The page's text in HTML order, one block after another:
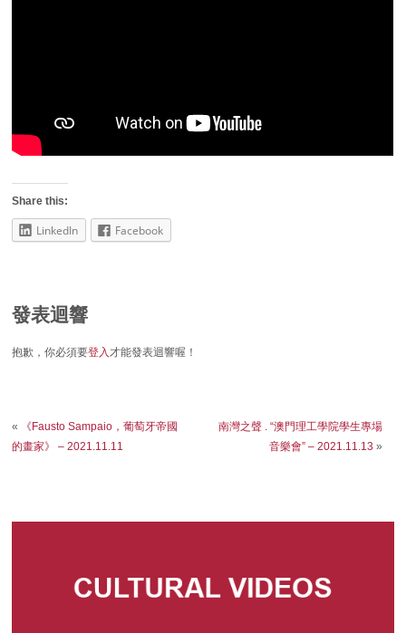
Share this:
LinkedIn Facebook
發表迴響
抱歉，你必須要登入才能發表迴響喔！
«
《Fausto Sampaio，葡萄牙帝國
的畫家》 – 2021.11.11
南灣之聲 . “澳門理工學院學生專場
音樂會” – 2021.11.13 »